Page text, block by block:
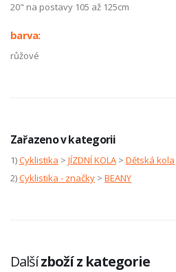
20" na postavy 105 až 125cm
barva:
růžové
Zařazeno v kategorii
1)Cyklistika > JÍZDNÍ KOLA > Dětská kola
2)Cyklistika - značky > BEANY
Dalšízboží z kategorie